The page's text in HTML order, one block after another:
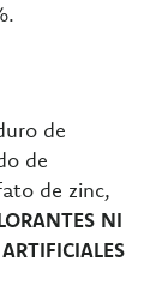
de
de
de zinc,
NI